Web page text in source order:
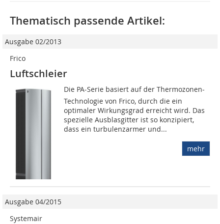
Thematisch passende Artikel:
Ausgabe 02/2013
Frico
Luftschleier
Die PA-Serie basiert auf der Thermozonen-
Technologie von Frico, durch die ein
optimaler Wirkungsgrad erreicht wird. Das
spezielle Ausblasgitter ist so konzipiert,
dass ein turbulenzarmer und...
mehr
Ausgabe 04/2015
Systemair